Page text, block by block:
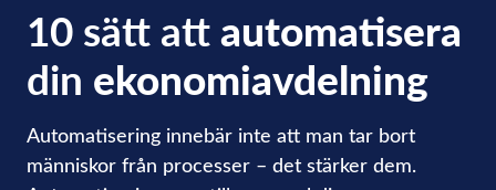
10 sätt attautomatisera
din ekonomiavdelning
Automatisering innebär inte att man tar bort
människor från processer – det stärker dem.